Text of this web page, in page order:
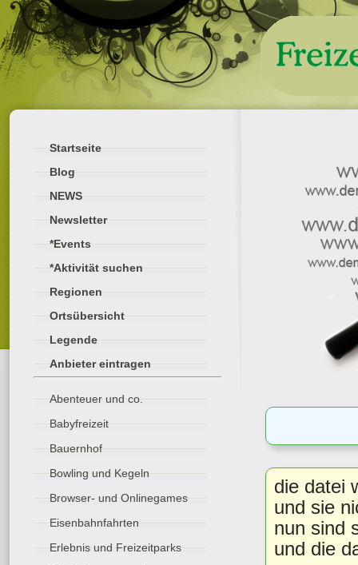
Startseite
Blog
NEWS
Newsletter
*Events
*Aktivität suchen
Regionen
Ortsübersicht
Legende
Anbieter eintragen
Abenteuer und co.
Babyfreizeit
Bauernhof
Bowling und Kegeln
Browser- und Onlinegames
Eisenbahnfahrten
Erlebnis und Freizeitparks
die datei
und sie
nun sind
und die